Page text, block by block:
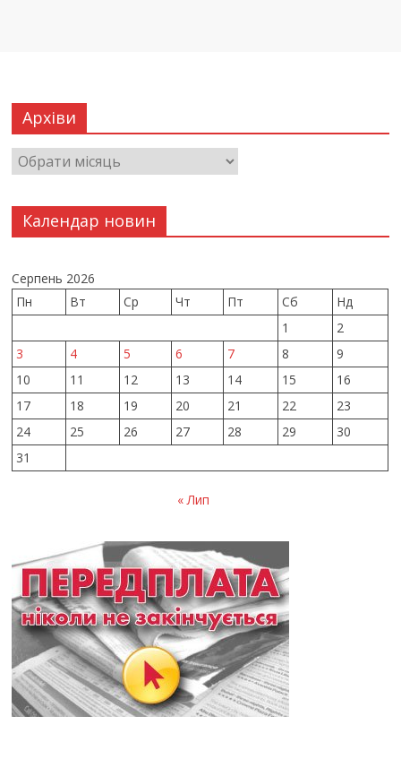
Архіви
Календар новин
Серпень 2026
Пн
Вт Ср Чт Пт Сб
Нд
1
2
3
4 5 6 7 8
9
10
11 12 13 14 15
16
17
18 19 20 21 22
23
24
25 26 27 28 29
30
31
« Лип